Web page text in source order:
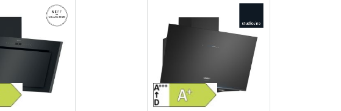
Cafetaria of schuin
afvoerdiameter Ø 150 mm
Aansluitwaarde 325 Watt
Kenmerken